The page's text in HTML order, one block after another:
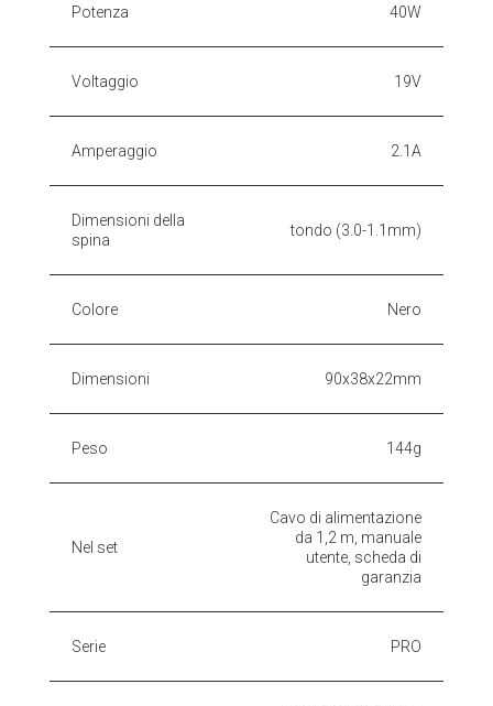
Potenza 40W
Voltaggio 19V
Amperaggio 2.1A
Dimensioni della
spina
tondo (3.0-1.1mm)
Colore Nero
Dimensioni 90x38x22mm
Peso 144g
Nel set
Cavo di alimentazione
da 1,2 m, manuale
utente, scheda di
garanzia
Serie PRO